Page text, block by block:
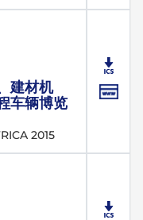
建材机
车辆博览
2015